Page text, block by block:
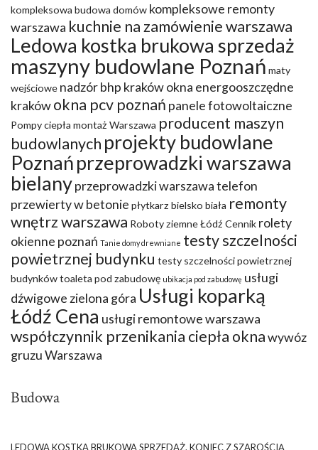
kompleksowa budowa domów kompleksowe remonty
warszawa kuchnie na zamówienie warszawa
Ledowa kostka brukowa sprzedaż
maszyny budowlane Poznań maty
wejściowe nadzór bhp krakówokna energooszczędne
krakówokna pcv poznań panele fotowoltaiczne
Pompy ciepła montaż Warszawa producent maszyn
budowlanych projekty budowlane
Poznańprzeprowadzki warszawa
bielanyprzeprowadzki warszawa telefon
przewierty w betonie płytkarz bielsko biała remonty
wnętrz warszawa Roboty ziemne Łódź Cennik rolety
okienne poznań Tanie domy drewniane testy szczelności
powietrznej budynku testy szczelności powietrznej
budynkówtoaleta pod zabudowę ubikacja pod zabudowę usługi
dźwigowe zielona góra Usługi koparką
Łódź Cena usługi remontowe warszawa
współczynnik przenikania ciepła oknawywóz
gruzu Warszawa
Budowa
LEDOWA KOSTKA BRUKOWA SPRZEDAŻ. KONIEC Z SZAROŚCIĄ